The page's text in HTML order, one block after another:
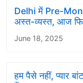
Delhi में Pre-
अस्त-व्यस्त, आज
June 18, 2025
हम पैसे नहीं, प्यार